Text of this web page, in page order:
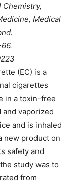
Chemistry,
Medical
(EC) is a
cigarettes
in a toxin-free
vaporized
and is inhaled
new product on
safety and
study was to
from